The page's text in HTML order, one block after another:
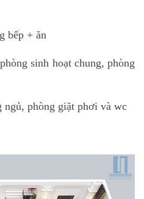
bếp + ăn
sinh hoạt chung, phòng
ngủ, phòng giặt phơi và wc